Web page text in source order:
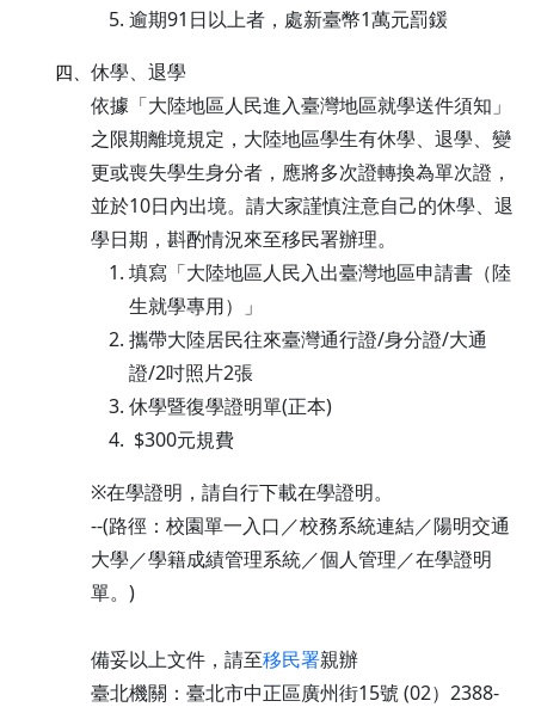
逾期91日以上者，處新臺幣1萬元罰鍰
四、 休學、退學
依據「大陸地區人民進入臺灣地區就學送件須知」
之限期離境規定，大陸地區學生有休學、退學、變
更或喪失學生身分者，應將多次證轉換為單次證，
並於10日內出境。請大家謹慎注意自己的休學、退
學日期，斟酌情況來至移民署辦理。
填寫「大陸地區人民入出臺灣地區申請書（陸
生就學專用）」
攜帶大陸居民往來臺灣通行證/身分證/大通
證/2吋照片2張
休學暨復學證明單(正本)
$300元規費
※在學證明，請自行下載在學證明。
--(路徑：校園單一入口／校務系統連結／陽明交通
大學／學籍成績管理系統／個人管理／在學證明
單。)
備妥以上文件，請至移民署親辦
臺北機關：臺北市中正區廣州街15號 (02）2388-